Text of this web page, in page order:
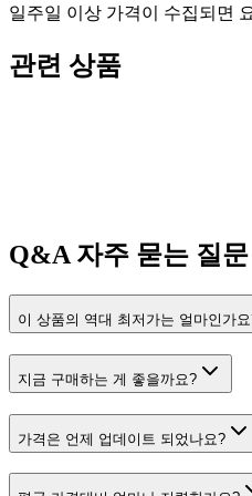
일주일 이상 가격이 수집되면
관련 상품
Q&A자주 묻는 질문
이 상품의 역대 최저가는 얼마인가
지금 구매하는 게 좋을까요?
가격은 언제 업데이트 되었나요?